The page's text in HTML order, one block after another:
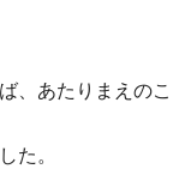
、あたりまえのこ
た。